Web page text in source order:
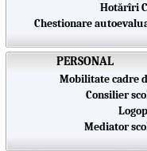
Hotărîri
Chestionare
PERSONAL
Mobilitate cadre
Consilier
Mediator